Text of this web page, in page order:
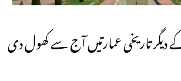
دیگر تاریخی عمارتیں آج سے کھول دی